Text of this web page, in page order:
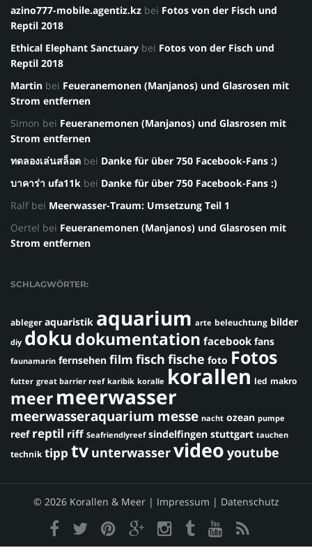
azino777-mobile.agentiz.kz bei Fotos von der Fisch und
Reptil 2018
Ethical Elephant Sanctuary bei Fotos von der Fisch und
Reptil 2018
Martin bei Feueranemonen (Manjanos) und Glasrosen mit
Strom entfernen
Simon bei Feueranemonen (Manjanos) und Glasrosen mit
Strom entfernen
ทดลองเล่นสล็อต bei Danke für über 750 Facebook-Fans :)
บาคาร่า ufa11k bei Danke für über 750 Facebook-Fans :)
Ralf bei Meerwasser-Traum: Umsetzung Teil 1
Oertel bei Feueranemonen (Manjanos) und Glasrosen mit
Strom entfernen
SCHLAGWÖRTER:
ableger aquaristik aquarium arte beleuchtung bilder
diy doku dokumentation facebook fans
faunamarin fernsehen film fisch fische foto Fotos
futter great barrier reef karibik koralle korallen led makro
meermeerwasser
meerwasseraquarium messe nacht ozean pumpe
reef reptil riff Seafriendlyreef sindelfingen stuttgart tauchen
technik tipp tv unterwasservideo youtube
© 2026 Korallen & Meer | Impressum | Datenschutz